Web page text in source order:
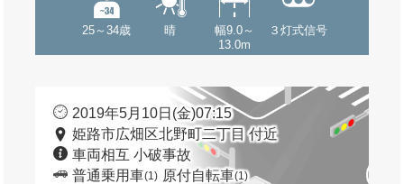
25～34歳 晴
幅9.0～
13.0m
３灯式信号
2019年5月10日(金)07:15
姫路市広畑区北野町二丁目 付近
車両相互 小破事故
普通乗用車(1) 原付自転車(1)